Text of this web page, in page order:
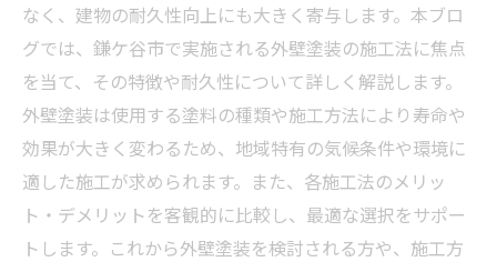
なく、建物の耐久性向上にも大きく寄与します。本ブロ
グでは、鎌ケ谷市で実施される外壁塗装の施工法に焦点
を当て、その特徴や耐久性について詳しく解説します。
外壁塗装は使用する塗料の種類や施工方法により寿命や
効果が大きく変わるため、地域特有の気候条件や環境に
適した施工が求められます。また、各施工法のメリッ
ト・デメリットを客観的に比較し、最適な選択をサポー
トします。これから外壁塗装を検討される方や、施工方